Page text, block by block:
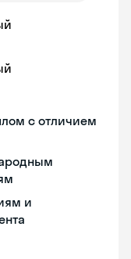
с отличием
и